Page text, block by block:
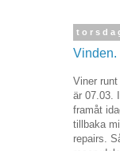
Vinden.
Viner
är 07.03.
framåt
tillbaka
repairs.